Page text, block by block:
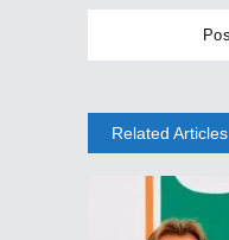
Related Articles